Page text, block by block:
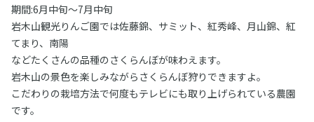
期間:6月中旬〜7月中旬
岩木山観光りんご園では佐藤錦、サミット、紅秀峰、月山錦、紅
てまり、南陽
などたくさんの品種のさくらんぼが味わえます。
岩木山の景色を楽しみながらさくらんぼ狩りできますよ。
こだわりの栽培方法で何度もテレビにも取り上げられている農園
です。